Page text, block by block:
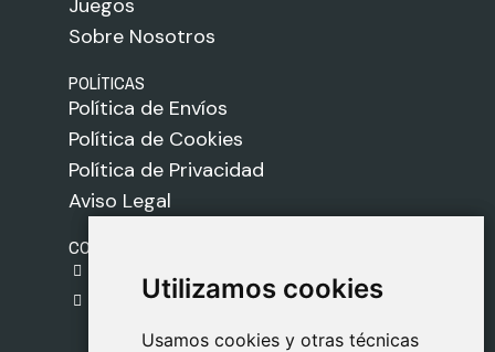
Utilizamos cookies
Usamos cookies y otras técnicas
Utilizamos cookies
Usamos cookies y otras técnicas
Juegos
Sobre Nosotros
POLÍTICAS
Política de Envíos
Política de Cookies
Política de Privacidad
Aviso Legal
CONTACTO
C. del Pradillo, 6, 28770 Colmenar Viejo,
Madrid